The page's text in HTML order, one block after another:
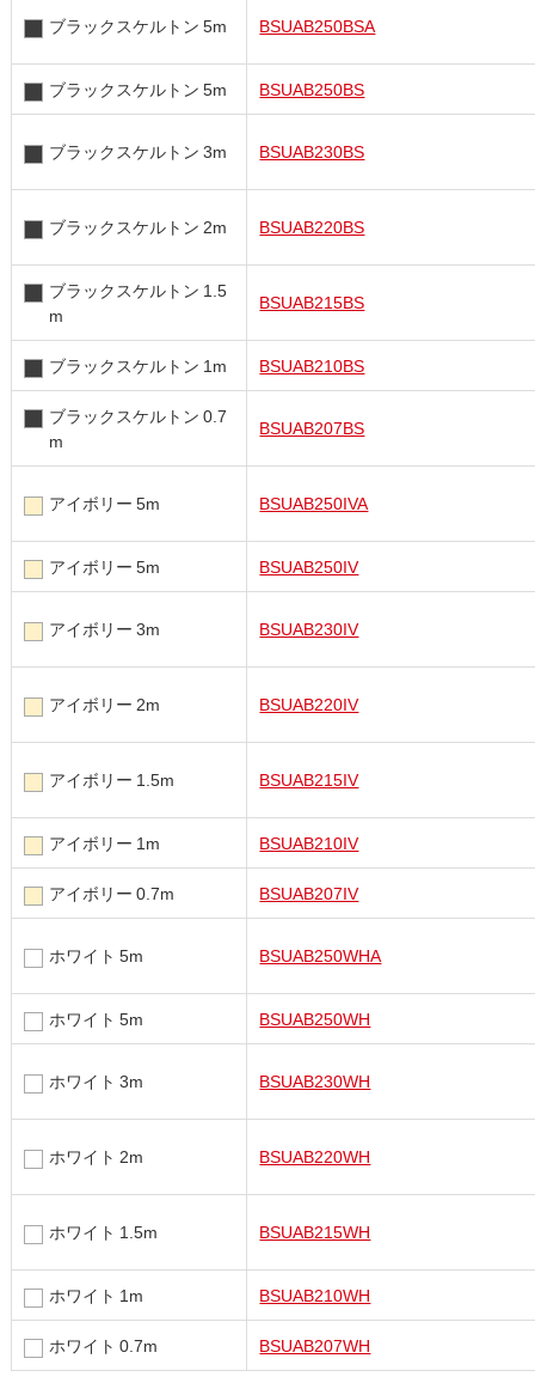
ブラックスケルトン 5m BSUAB250BSA
ブラックスケルトン 5m BSUAB250BS
ブラックスケルトン 3m BSUAB230BS
ブラックスケルトン 2m BSUAB220BS
ブラックスケルトン 1.5
m
BSUAB215BS
ブラックスケルトン 1m BSUAB210BS
ブラックスケルトン 0.7
m
BSUAB207BS
アイボリー 5m BSUAB250IVA
アイボリー 5m BSUAB250IV
アイボリー 3m BSUAB230IV
アイボリー 2m BSUAB220IV
アイボリー 1.5m BSUAB215IV
アイボリー 1m BSUAB210IV
アイボリー 0.7m BSUAB207IV
ホワイト 5m BSUAB250WHA
ホワイト 5m BSUAB250WH
ホワイト 3m BSUAB230WH
ホワイト 2m BSUAB220WH
ホワイト 1.5m BSUAB215WH
ホワイト 1m BSUAB210WH
ホワイト 0.7m BSUAB207WH